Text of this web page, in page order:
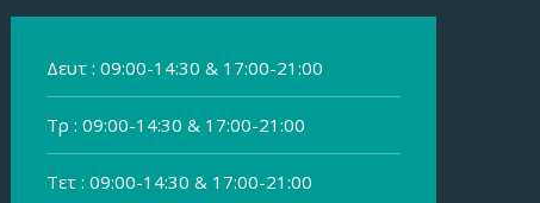
Δευτ : 09:00-14:30 & 17:00-21:00
Τρ : 09:00-14:30 & 17:00-21:00
Τετ : 09:00-14:30 & 17:00-21:00